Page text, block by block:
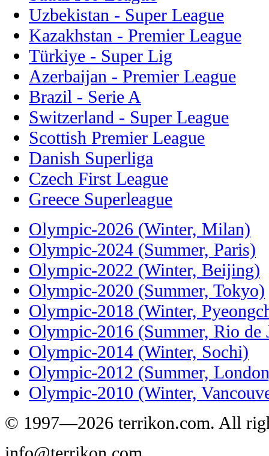
Uzbekistan - Super League
Kazakhstan - Premier League
Türkiye - Super Lig
Azerbaijan - Premier League
Brazil - Serie A
Switzerland - Super League
Scottish Premier League
Danish Superliga
Czech First League
Greece Superleague
Olympic-2026 (Winter, Milan)
Olympic-2024 (Summer, Paris)
Olympic-2022 (Winter, Beijing)
Olympic-2020 (Summer, Tokyo)
Olympic-2018 (Winter,
Olympic-2016 (Summer, Rio de
Olympic-2014 (Winter, Sochi)
Olympic-2012 (Summer,
Olympic-2010 (Winter,
© 1997—2026 terrikon.com. All